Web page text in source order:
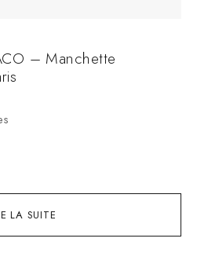
LA SUITE
– Manchette